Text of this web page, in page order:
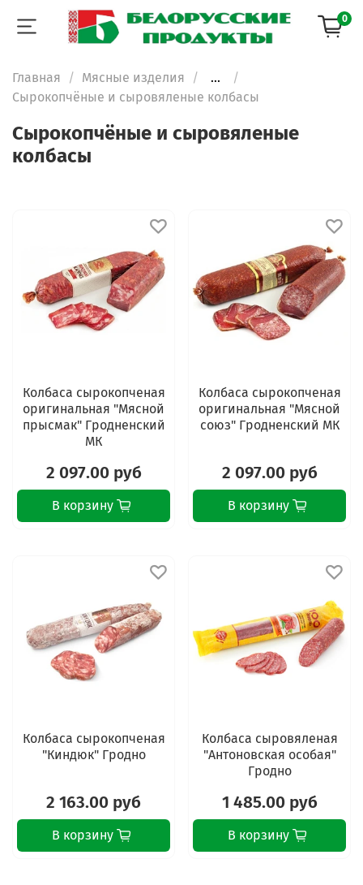
0
Главная Мясные изделия
...
Сырокопчёные и сыровяленые колбасы
Сырокопчёные и сыровяленые
колбасы
Колбаса сырокопченая
оригинальная "Мясной
прысмак" Гродненский
МК
2 097.00 руб
В корзину
Колбаса сырокопченая
оригинальная "Мясной
союз" Гродненский МК
2 097.00 руб
В корзину
Колбаса сырокопченая
"Киндюк" Гродно
2 163.00 руб
В корзину
Колбаса сыровяленая
"Антоновская особая"
Гродно
1 485.00 руб
В корзину